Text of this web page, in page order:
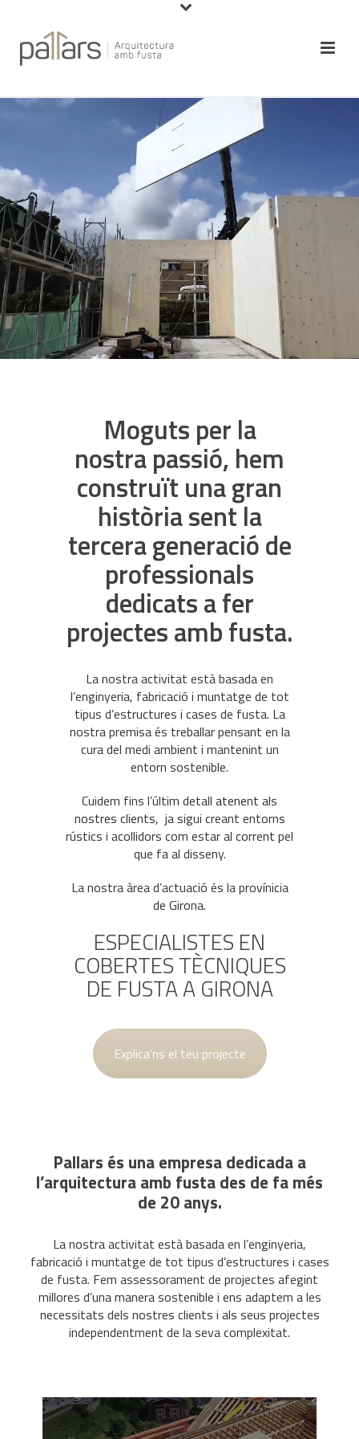
Moguts per la
nostra passió, hem
construït una gran
història sent la
tercera generació de
professionals
dedicats a fer
projectes amb fusta.
La nostra activitat està basada en
l’enginyeria, fabricació i muntatge de tot
tipus d’estructures i cases de fusta. La
nostra premisa és treballar pensant en la
cura del medi ambient i mantenint un
entorn sostenible.
Cuidem fins l’últim detall atenent als
nostres clients, ja sigui creant entorns
rústics i acollidors com estar al corrent pel
que fa al disseny.
La nostra àrea d’actuació és la provínicia
de Girona.
ESPECIALISTES EN
COBERTES TÈCNIQUES
DE FUSTA A GIRONA
Explica'ns el teu projecte
Pallars és una empresa dedicada a
l’arquitectura amb fusta des de fa més
de 20 anys.
La nostra activitat està basada en l’enginyeria,
fabricació i muntatge de tot tipus d’estructures i cases
de fusta. Fem assessorament de projectes afegint
millores d’una manera sostenible i ens adaptem a les
necessitats dels nostres clients i als seus projectes
independentment de la seva complexitat.